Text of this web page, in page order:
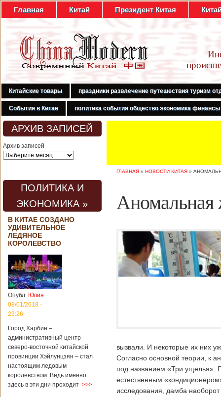
Главная Китай Президент Китая
Китайские товары праздники развлечение путешествия туризм
События в Китае политика события общество экономика финансы
АРХИВ ЗАПИСЕЙ
Архив записей
ПОЛИТИКА И
ЭКОНОМИКА »
В КИТАЕ СОЗДАНО
УДИВИТЕЛЬНОЕ
ЛЕДЯНОЕ
КОРОЛЕВСТВО
Опубл. Юлия
08/01/2018 -
23:26
Город Харбин –
административный центр
северо-восточной китайской
провинции Хэйлунцзян – стал
настоящим ледовым
королевством. Ведь именно
здесь в эти дни проходит >>>
ГЛАВНАЯ » НОВОСТИ КИТАЯ »
Аномальная
вызвали. И некоторые их них
Согласно основной теории, к
под названием «Три ущелья».
естественным
исследования, дамба